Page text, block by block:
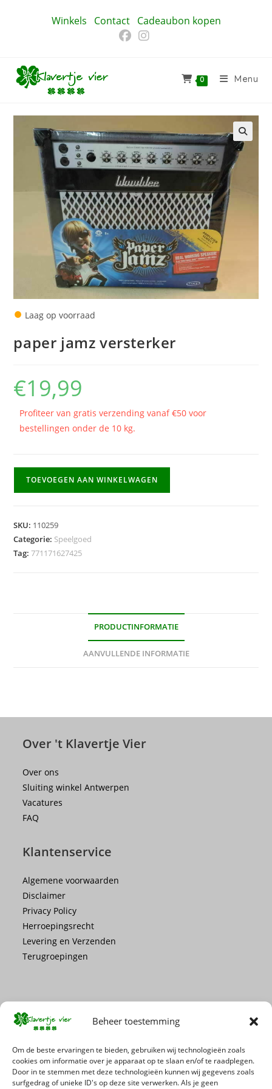
Beheer toestemming
Om de beste ervaringen te bieden, gebruiken wij technologieën zoals
cookies om informatie over je apparaat op te slaan en/of te raadplegen.
Door in te stemmen met deze technologieën kunnen wij gegevens zoals
surfgedrag of unieke ID's op deze site verwerken. Als je geen
Winkels Contact Cadeaubon kopen
0 Menu
🔍
● Laag op voorraad
paper jamz versterker
€19,99
Profiteer van gratis verzending vanaf €50 voor
bestellingen onder de 10 kg.
TOEVOEGEN AAN WINKELWAGEN
SKU: 110259
Categorie: Speelgoed
Tag:771171627425
PRODUCTINFORMATIE
AANVULLENDE INFORMATIE
Over 't Klavertje Vier
Over ons
Sluiting winkel Antwerpen
Vacatures
FAQ
Klantenservice
Algemene voorwaarden
Disclaimer
Privacy Policy
Herroepingsrecht
Levering en Verzenden
Terugroepingen
Mis geen enkele actie of promotie!
Schrijf je in voor onze nieuwsbrief